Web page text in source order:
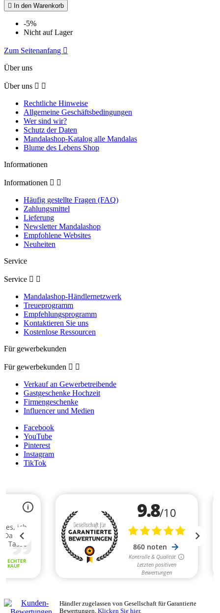
 In den Warenkorb
-5%
Nicht auf Lager
Zum Seitenanfang 
Über uns
Über uns  
Rechtliche Hinweise
Allgemeine Geschäftsbedingungen
Wer sind wir?
Schutz der Daten
Mandalashop-Katalog alle Mandalas
Blume des Lebens Shop
Informationen
Informationen  
Häufig gestellte Fragen (FAQ)
Zahlungsmittel
Lieferung
Newsletter Mandalashop
Empfohlene Websites
Neuheiten
Service
Service  
Mandalashop-Händlernetzwerk
Treueprogramm
Empfehlungsprogramm
Kontaktieren Sie uns
Kostenlose Ressourcen
Für gewerbekunden
Für gewerbekunden  
Verkauf an Gewerbetreibende
Gastgeschenke Hochzeit
Firmengeschenke
Influencer und Medien
Facebook
YouTube
Pinterest
Instagram
TikTok
Händler zugelassen von Gesellschaft für Garantierte
Bewertungen, Klicken Sie hier.